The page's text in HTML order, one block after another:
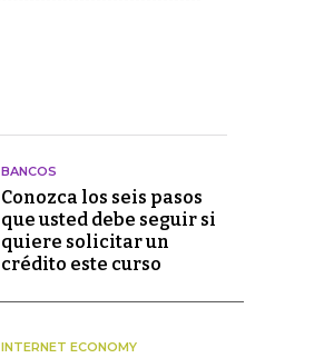
BANCOS
Conozca los seis pasos
que usted debe seguir si
quiere solicitar un
crédito este curso
INTERNET ECONOMY